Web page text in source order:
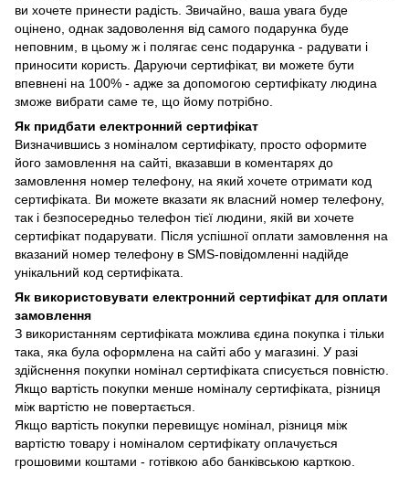
ви хочете принести радість. Звичайно, ваша увага буде
оцінено, однак задоволення від самого подарунка буде
неповним, в цьому ж і полягає сенс подарунка - радувати і
приносити користь. Даруючи сертифікат, ви можете бути
впевнені на 100% - адже за допомогою сертифікату людина
зможе вибрати саме те, що йому потрібно.
Як придбати електронний сертифікат
Визначившись з номіналом сертифікату, просто оформите
його замовлення на сайті, вказавши в коментарях до
замовлення номер телефону, на який хочете отримати код
сертифіката. Ви можете вказати як власний номер телефону,
так і безпосередньо телефон тієї людини, якій ви хочете
сертифікат подарувати. Після успішної оплати замовлення на
вказаний номер телефону в SMS-повідомленні надійде
унікальний код сертифіката.
Як використовувати електронний сертифікат для оплати
замовлення
З використанням сертифіката можлива єдина покупка і тільки
така, яка була оформлена на сайті або у магазині. У разі
здійснення покупки номінал сертифіката списується повністю.
Якщо вартість покупки менше номіналу сертифіката, різниця
між вартістю не повертається.
Якщо вартість покупки перевищує номінал, різниця між
вартістю товару і номіналом сертифікату оплачується
грошовими коштами - готівкою або банківською карткою.